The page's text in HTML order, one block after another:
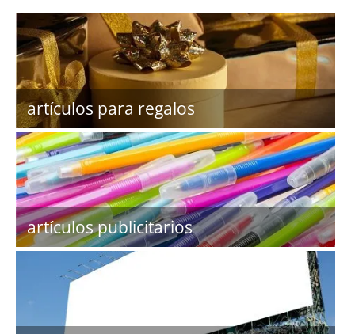
artículos para regalos
artículos publicitarios